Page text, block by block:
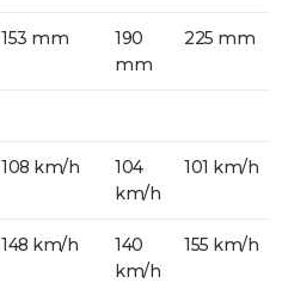
153 mm
190
mm
225 mm
108 km/h
104
km/h
101 km/h
148 km/h
140
km/h
155 km/h